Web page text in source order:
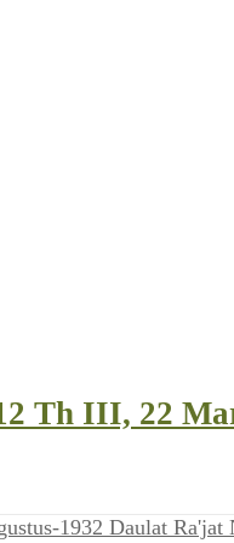
Th III, 22
Daulat Ra'jat